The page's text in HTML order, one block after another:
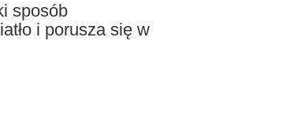
sposób
i porusza się w